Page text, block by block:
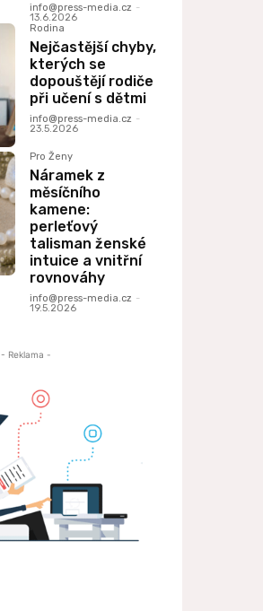
info@press-media.cz -
13.6.2026
Rodina
Nejčastější chyby,
kterých se
dopouštějí rodiče
při učení s dětmi
info@press-media.cz -
23.5.2026
Pro Ženy
Náramek z
měsíčního
kamene:
perleťový
talisman ženské
intuice a vnitřní
rovnováhy
info@press-media.cz -
19.5.2026
- Reklama -